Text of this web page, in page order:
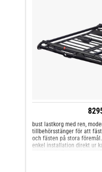
bust lastkorg med ren,
tillbehörsstänger för att
och fästen på stora
enkel installation direkt ur